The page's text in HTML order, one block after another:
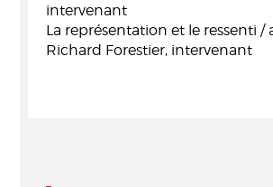
intervenant
La représentation et le ressenti /
Richard Forestier, intervenant